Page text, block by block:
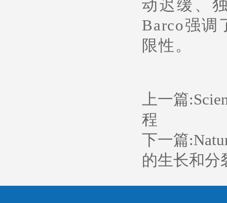
动迟缓、
Barco强调
限性。
上一篇:
程
下一篇:
的生长和分